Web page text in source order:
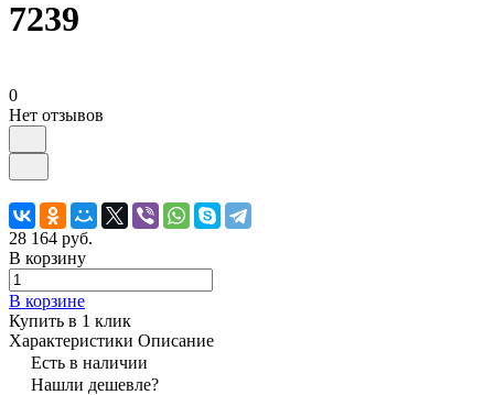
7239
0
Нет отзывов
28 164 руб.
В корзину
В корзине
Купить в 1 клик
Характеристики Описание
Есть в наличии
Нашли дешевле?